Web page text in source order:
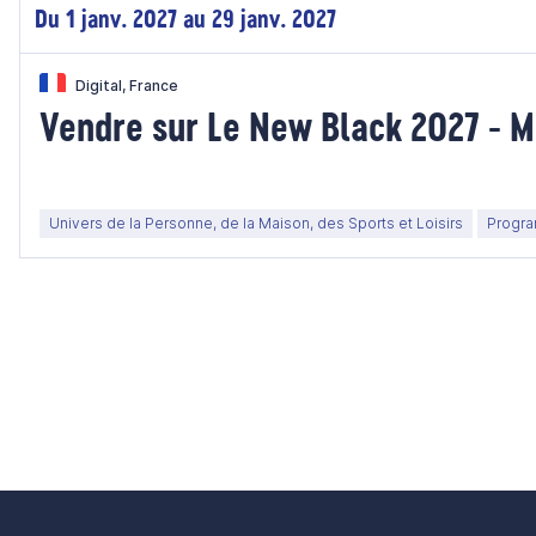
Du 1 janv. 2027 au 29 janv. 2027
Digital, France
Vendre sur Le New Black
Univers de la Personne, de la Maison, des Sports et Loisirs